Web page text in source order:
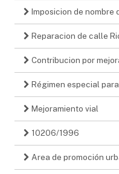
Imposicion de nombre
Reparacion de calle
Contribucion por
Régimen especial
Mejoramiento vial
10206/1996
Area de promoción